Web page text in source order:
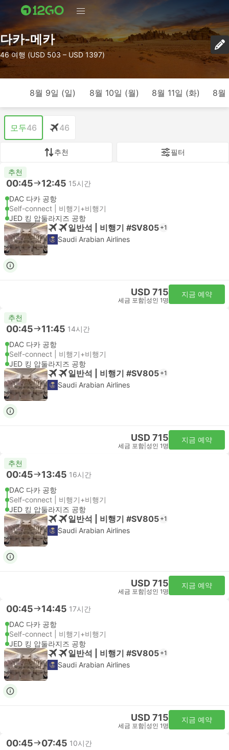
다카-메카
46 여행 (USD 503 – USD 1397)
8월 9일 (일) 8월 10일 (월) 8월 11일 (화) 8월
모두46 46
추천 필터
추천
00:45 12:45 15시간
DAC 다카 공항
Self-connect | 비행기+비행기
JED 킹 압둘라지즈 공항
일반석 | 비행기 #SV805 +1
Saudi Arabian Airlines
USD 715
세금 포함 성인 1명
지금 예약
추천
00:45 11:45 14시간
DAC 다카 공항
Self-connect | 비행기+비행기
JED 킹 압둘라지즈 공항
일반석 | 비행기 #SV805 +1
Saudi Arabian Airlines
USD 715
세금 포함 성인 1명
지금 예약
추천
00:45 13:45 16시간
DAC 다카 공항
Self-connect | 비행기+비행기
JED 킹 압둘라지즈 공항
일반석 | 비행기 #SV805 +1
Saudi Arabian Airlines
USD 715
세금 포함 성인 1명
지금 예약
00:45 14:45 17시간
DAC 다카 공항
Self-connect | 비행기+비행기
JED 킹 압둘라지즈 공항
일반석 | 비행기 #SV805 +1
Saudi Arabian Airlines
USD 715
세금 포함 성인 1명
지금 예약
00:45 07:45 10시간